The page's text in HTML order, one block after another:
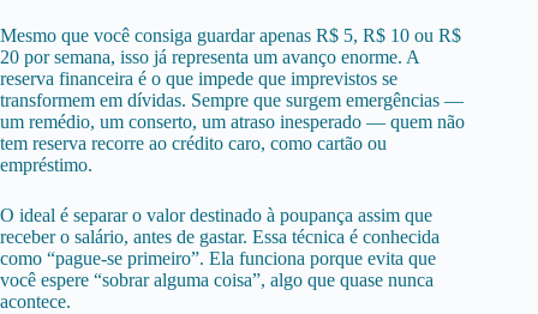
Mesmo que você consiga guardar apenas R$ 5, R$ 10 ou R$
20 por semana, isso já representa um avanço enorme. A
reserva financeira é o que impede que imprevistos se
transformem em dívidas. Sempre que surgem emergências —
um remédio, um conserto, um atraso inesperado — quem não
tem reserva recorre ao crédito caro, como cartão ou
empréstimo.
O ideal é separar o valor destinado à poupança assim que
receber o salário, antes de gastar. Essa técnica é conhecida
como “pague-se primeiro”. Ela funciona porque evita que
você espere “sobrar alguma coisa”, algo que quase nunca
acontece.